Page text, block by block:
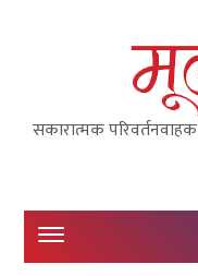
सकारात्मक